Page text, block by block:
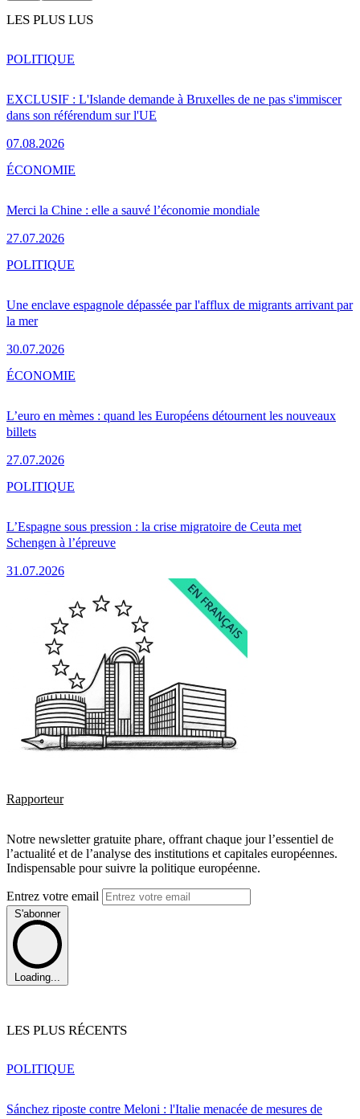
LES PLUS LUS
EXCLUSIF : L'Islande demande à Bruxelles de ne pas s'immiscer
dans son référendum sur l'UE
07.08.2026
POLITIQUE
Merci la Chine : elle a sauvé l’économie mondiale
27.07.2026
ÉCONOMIE
Une enclave espagnole dépassée par l'afflux de migrants arrivant par
la mer
30.07.2026
POLITIQUE
L’euro en mèmes : quand les Européens détournent les nouveaux
billets
27.07.2026
ÉCONOMIE
L’Espagne sous pression : la crise migratoire de Ceuta met
Schengen à l’épreuve
31.07.2026
POLITIQUE
Rapporteur
Notre newsletter gratuite phare, offrant chaque jour l’essentiel de
l’actualité et de l’analyse des institutions et capitales européennes.
Indispensable pour suivre la politique européenne.
Entrez votre email
S'abonner
Loading...
LES PLUS RÉCENTS
Sánchez riposte contre Meloni : l'Italie menacée de mesures de
POLITIQUE